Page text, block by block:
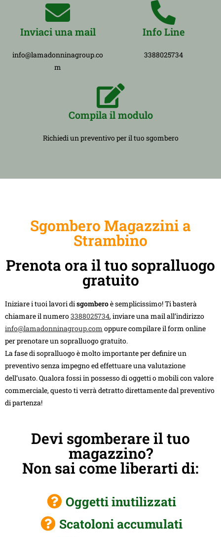
Inviaci una mail
info@lamadonninagroup.co
m
Info Line
3388025734
Compila il modulo
Richiedi un preventivo per il tuo sgombero
Sgombero Magazzini a
Strambino
Prenota ora il tuo sopralluogo
gratuito
Iniziare i tuoi lavori di sgomberoè semplicissimo! Ti basterà
chiamare il numero3388025734, inviare una mail all’indirizzo
info@lamadonninagroup.com oppure compilare il form online
per prenotare un sopralluogo gratuito.
La fase di sopralluogo è molto importante per definire un
preventivo senza impegno ed effettuare una valutazione
dell’usato. Qualora fossi in possesso di oggetti o mobili con valore
commerciale, questo ti verrà detratto direttamente dal preventivo
di partenza!
Devi sgomberare il tuo
magazzino?
Non sai come liberarti di:
Oggetti inutilizzati
Scatoloni accumulati